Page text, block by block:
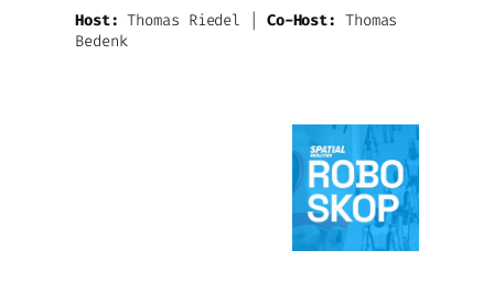
Host: Thomas Riedel | Co-Host: Thomas
Bedenk